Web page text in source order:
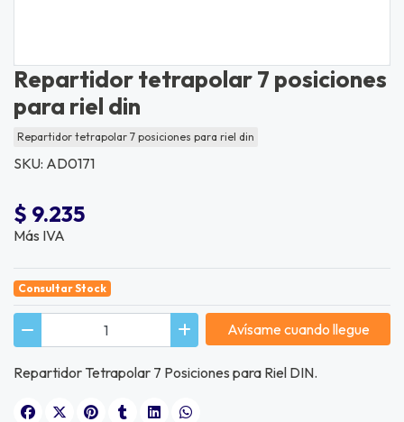
Repartidor tetrapolar 7 posiciones
para riel din
Repartidor tetrapolar 7 posiciones para riel din
SKU: AD0171
$ 9.235
Más IVA
Consultar Stock
Avísame cuando llegue
Repartidor Tetrapolar 7 Posiciones para Riel DIN.